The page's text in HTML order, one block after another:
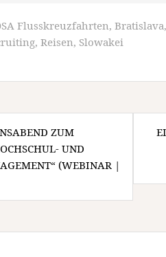
Flusskreuzfahrten, Bratislava,
, Reisen, Slowakei
ZUM
UND
(WEBINAR |